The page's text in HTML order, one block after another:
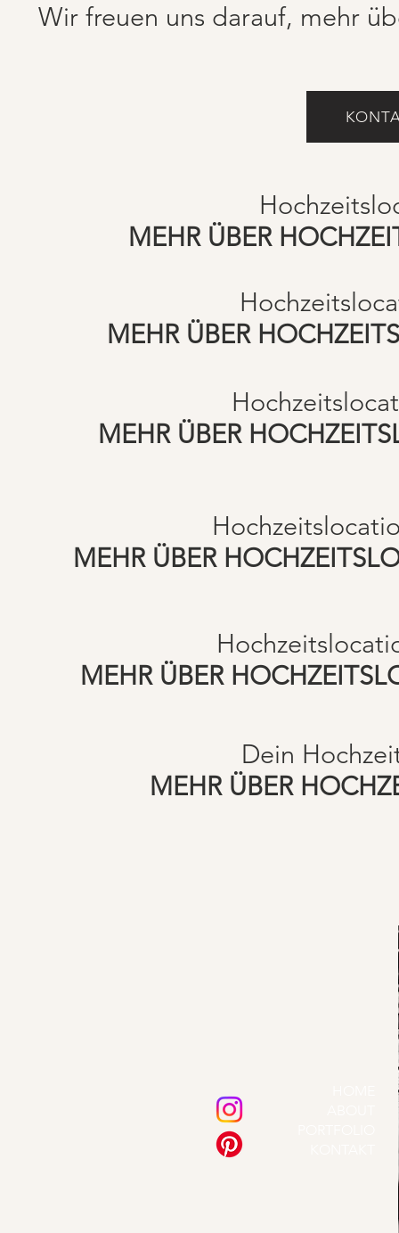
Wir freuen uns darauf, mehr
MEHR ÜBER
MEHR ÜBER
MEHR ÜBER
MEHR ÜBER
MEHR ÜBER
Dein
MEHR ÜBER